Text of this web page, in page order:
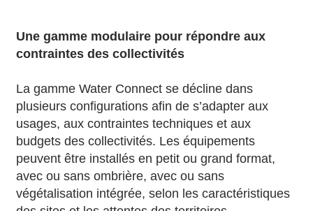
Une gamme modulaire pour répondre aux
contraintes des collectivités
La gamme Water Connect se décline dans
plusieurs configurations afin de s’adapter aux
usages, aux contraintes techniques et aux
budgets des collectivités. Les équipements
peuvent être installés en petit ou grand format,
avec ou sans ombrière, avec ou sans
végétalisation intégrée, selon les caractéristiques